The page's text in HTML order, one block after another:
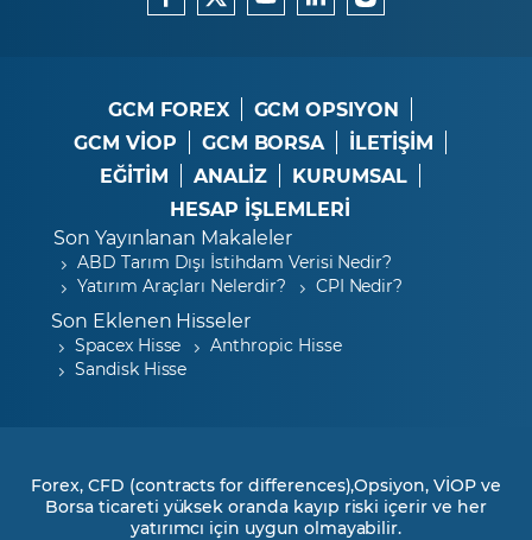
GCM FOREX
GCM OPSIYON
GCM VİOP
GCM BORSA
İLETİŞİM
EĞİTİM
ANALİZ
KURUMSAL
HESAP İŞLEMLERİ
Son Yayınlanan Makaleler
ABD Tarım Dışı İstihdam Verisi Nedir?
Yatırım Araçları Nelerdir?
CPI Nedir?
Son Eklenen Hisseler
Spacex Hisse
Anthropic Hisse
Sandisk Hisse
Forex, CFD (contracts for differences),Opsiyon, VİOP ve
Borsa ticareti yüksek oranda kayıp riski içerir ve her
yatırımcı için uygun olmayabilir.